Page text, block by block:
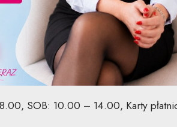
SOB: 10.00 – 14.00, Karty